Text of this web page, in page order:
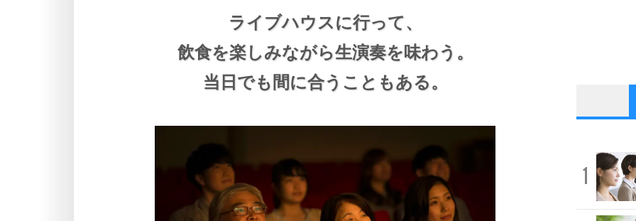
ライブハウスに行って、
飲食を楽しみながら生演奏を味わう。
当日でも間に合うこともある。
1